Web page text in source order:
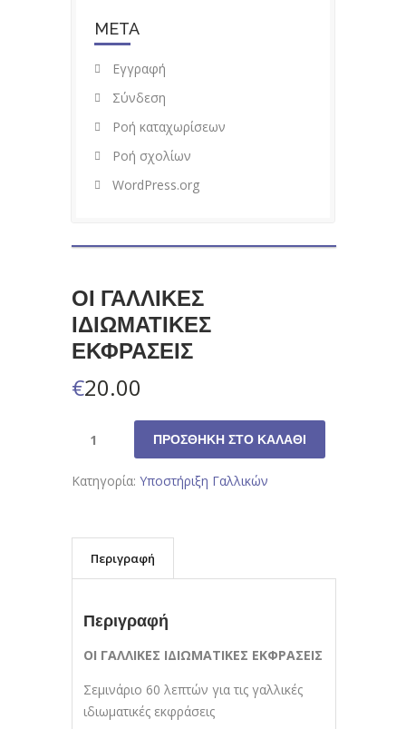
META
Εγγραφή
Σύνδεση
Ροή καταχωρίσεων
Ροή σχολίων
WordPress.org
ΟΙ ΓΑΛΛΙΚΕΣ
ΙΔΙΩΜΑΤΙΚΕΣ
ΕΚΦΡΑΣΕΙΣ
€20.00
ΠΡΟΣΘΉΚΗ ΣΤΟ ΚΑΛΆΘΙ
Κατηγορία: Υποστήριξη Γαλλικών
Περιγραφή
Περιγραφή
ΟΙ ΓΑΛΛΙΚΕΣ ΙΔΙΩΜΑΤΙΚΕΣ ΕΚΦΡΑΣΕΙΣ
Σεμινάριο 60 λεπτών για τις γαλλικές
ιδιωματικές εκφράσεις